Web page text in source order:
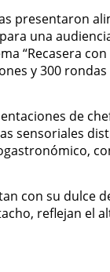
presentaron
una
“Recasera
y 300
de
sensoriales
con su dulce
reflejan el